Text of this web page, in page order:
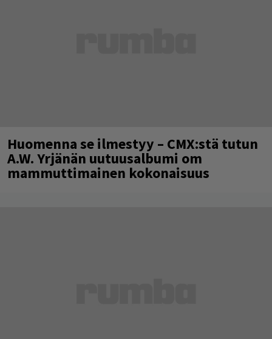
Huomenna se ilmestyy – CMX:stä tutun
A.W. Yrjänän uutuusalbumi om
mammuttimainen kokonaisuus